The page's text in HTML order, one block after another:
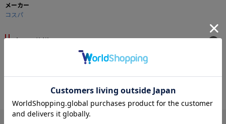
メーカー
コスパ
商品の仕様
株式会社オメガビジョンの美少女ゲームブランド、Navel(ネーブル)のロゴワッ
専用のバッグやケース、衣類につけてお手軽にオリジナルカスタムを楽しも
■サイズ：約72×26mm
" コスパ "の他の商品